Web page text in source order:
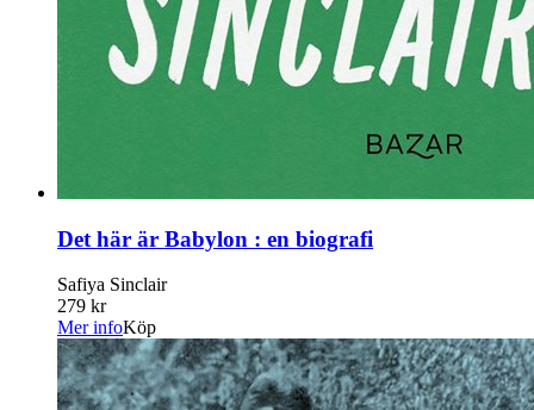
Det här är Babylon : en biografi
Safiya Sinclair
279 kr
Mer infoKöp